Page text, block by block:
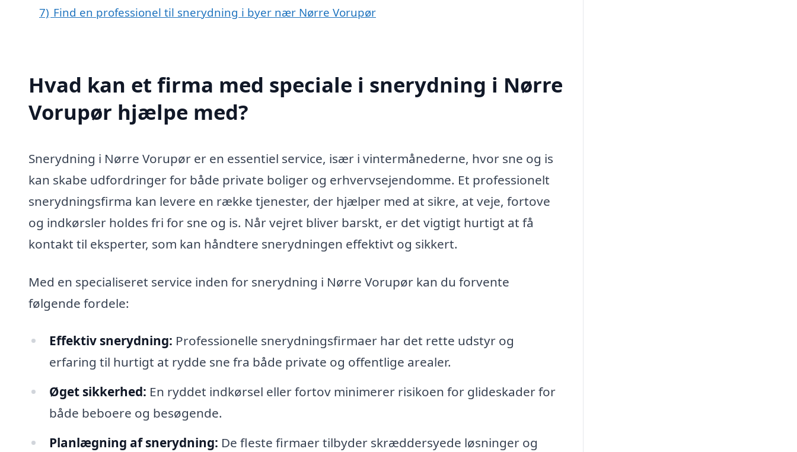
7) Find en professionel til snerydning i byer nær Nørre Vorupør
Hvad kan et firma med speciale i snerydning i Nørre
Vorupør hjælpe med?
Snerydning i Nørre Vorupør er en essentiel service, især i vintermånederne, hvor sne og is
kan skabe udfordringer for både private boliger og erhvervsejendomme. Et professionelt
snerydningsfirma kan levere en række tjenester, der hjælper med at sikre, at veje, fortove
og indkørsler holdes fri for sne og is. Når vejret bliver barskt, er det vigtigt hurtigt at få
kontakt til eksperter, som kan håndtere snerydningen effektivt og sikkert.
Med en specialiseret service inden for snerydning i Nørre Vorupør kan du forvente
følgende fordele:
Effektiv snerydning: Professionelle snerydningsfirmaer har det rette udstyr og
erfaring til hurtigt at rydde sne fra både private og offentlige arealer.
Øget sikkerhed: En ryddet indkørsel eller fortov minimerer risikoen for glideskader for
både beboere og besøgende.
Planlægning af snerydning: De fleste firmaer tilbyder skræddersyede løsninger og